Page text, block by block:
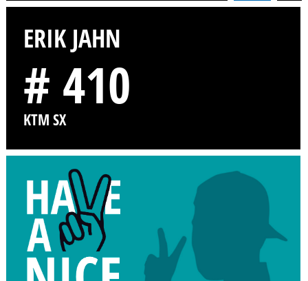
ERIK JAHN
# 410
KTM SX